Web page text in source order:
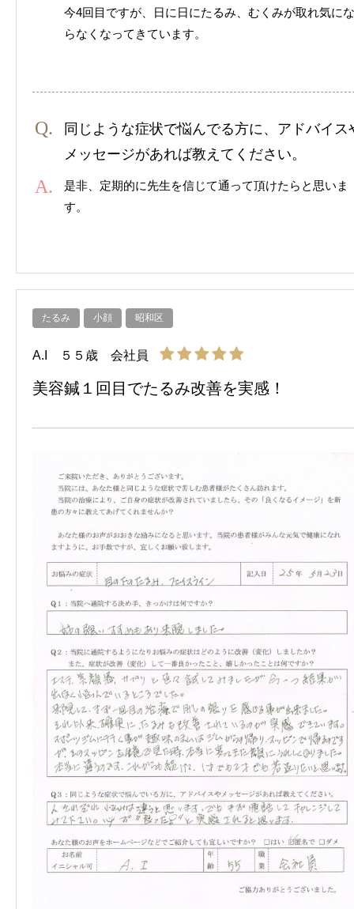
今4回目ですが、日に日にたるみ、むくみが取れ気にな
らなくなってきています。
同じような症状で悩んでる方に、アドバイス
メッセージがあれば教えてください。
是非、定期的に先生を信じて通って頂けたらと思いま
す。
たるみ 小顔 昭和区
A.I ５５歳 会社員
美容鍼１回目でたるみ改善を実感！